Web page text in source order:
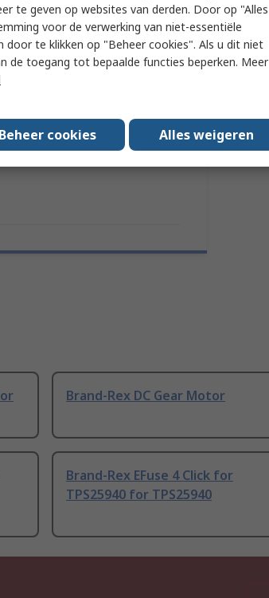
Development Tool
Board
Brand-Rex DC Gear Motor
Brand-Rex EFuse 4 Click for
TPS25940 for TPS25940
te geven op websites van derden. Door op "Alles
voor de verwerking van niet-essentiële
door te klikken op "Beheer cookies". Als u dit niet
de toegang tot bepaalde functies beperken. Meer
Beheer cookies Alles weigeren